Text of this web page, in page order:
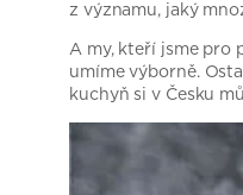
z významu, jaký
A my, kteří jsme pro
umíme výborně.
kuchyň si v Česku